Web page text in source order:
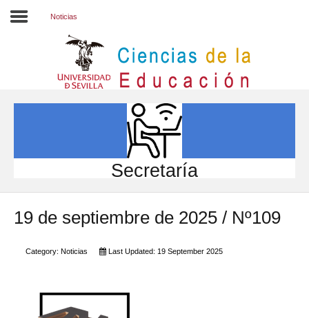
INVESTIGACIÓN
INTERNACIONAL
Directorio FCCE
Noticias
Secretaría
19 de septiembre de 2025 / Nº109
Category: Noticias Last Updated: 19 September 2025